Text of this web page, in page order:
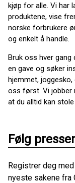
kjøp for alle. Vi har
produktene, vise
norske forbrukere
og enkelt å handle.
Bruk oss hver gang
en gave og søker
hjemmet,
oss først. Vi jobber
at du alltid kan
Følg
Registrer deg
nyeste sakene fra